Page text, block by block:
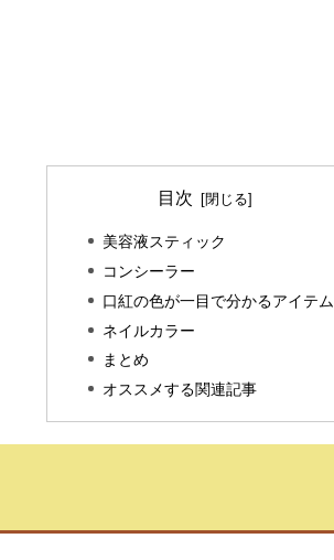
目次
美容液スティック
コンシーラー
口紅の色が一目で分かるアイテム
ネイルカラー
まとめ
オススメする関連記事